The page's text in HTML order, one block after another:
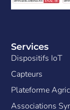
Services
Dispositifs IoT
Capteurs
Plateforme
Associations